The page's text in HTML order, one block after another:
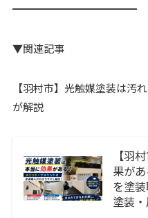
━━━━━━━━━━━━
▼関連記事
【羽村市】光触媒塗装は汚
が解説
【羽
果が
を塗
塗装